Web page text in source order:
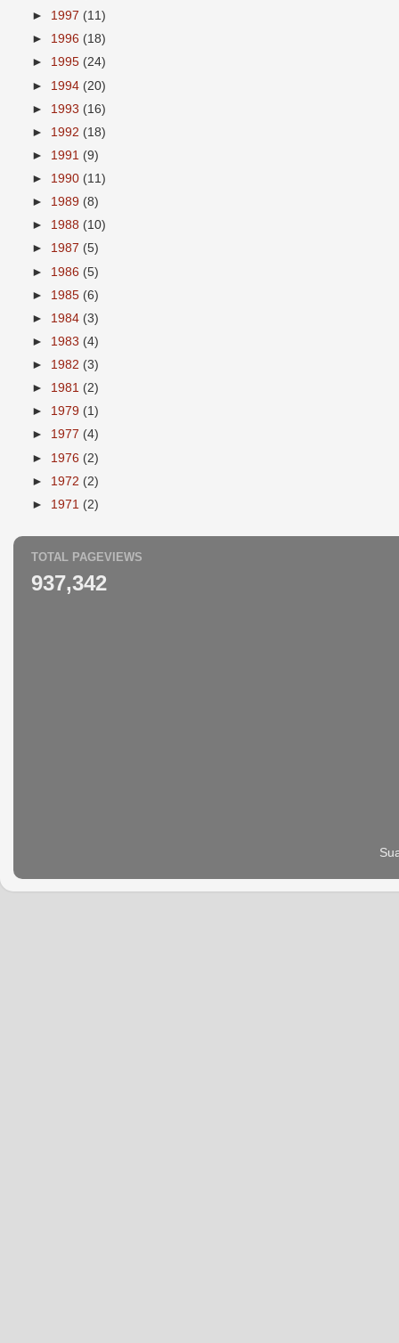
► 1997 (11)
► 1996 (18)
► 1995 (24)
► 1994 (20)
► 1993 (16)
► 1992 (18)
► 1991 (9)
► 1990 (11)
► 1989 (8)
► 1988 (10)
► 1987 (5)
► 1986 (5)
► 1985 (6)
► 1984 (3)
► 1983 (4)
► 1982 (3)
► 1981 (2)
► 1979 (1)
► 1977 (4)
► 1976 (2)
► 1972 (2)
► 1971 (2)
TOTAL PAGEVIEWS
937,342